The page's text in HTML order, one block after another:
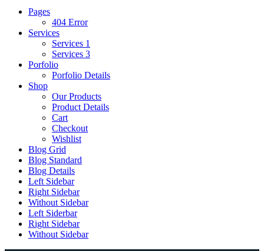
Pages
404 Error
Services
Services 1
Services 3
Porfolio
Porfolio Details
Shop
Our Products
Product Details
Cart
Checkout
Wishlist
Blog Grid
Blog Standard
Blog Details
Left Sidebar
Right Sidebar
Without Sidebar
Left Siderbar
Right Sidebar
Without Sidebar